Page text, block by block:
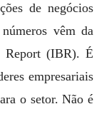
de negócios
vêm da
Report (IBR). É
empresariais
o setor. Não é